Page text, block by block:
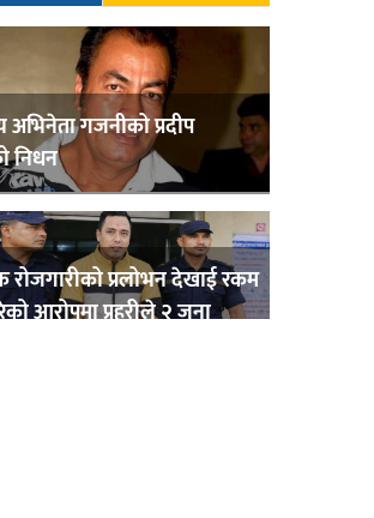
अभिनेता गजनीको प्रदीप
निधन
प्रलोभन देखाई रकम
आरोपमा प्रहरीले २ जना